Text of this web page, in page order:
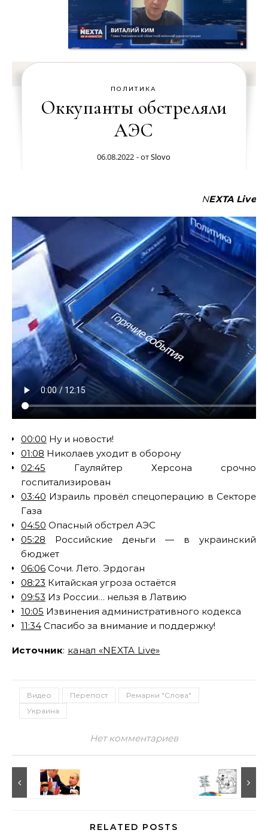
ПОЛИТИКА
Оккупанты обстреляли
АЭС
06.08.2022 - отSlovo
NEXTA Live
00:00 Ну и новости!
01:08 Николаев уходит в оборону
02:45 Гауляйтер Херсона срочно
госпитализирован
03:40 Израиль провёл спецоперацию в Секторе
Газа
04:50 Опасный обстрел АЭС
05:28 Российские деньги — в украинский
бюджет
06:06 Сочи. Лето. Эрдоган
08:23 Китайская угроза остаётся
09:53 Из России… нельзя в Латвию
10:05 Извинения административного кодекса
11:34 Спасибо за внимание и поддержку!
Источник: канал «NEXTA Live»
Видео Перепост
Ремарки "Слова"
Украина
Нет комментариев
RELATED POSTS